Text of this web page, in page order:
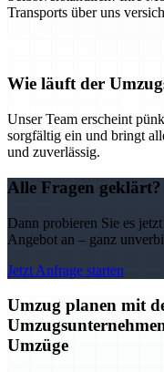
Transports über uns
Wie läuft der
Unser Team erscheint
sorgfältig ein und bringt
und zuverlässig.
Alle Fragen geklärt?
Dann probieren Sie es
Angebot an – ganz
Jetzt Anfrage starten
Umzug planen mit
Umzüge